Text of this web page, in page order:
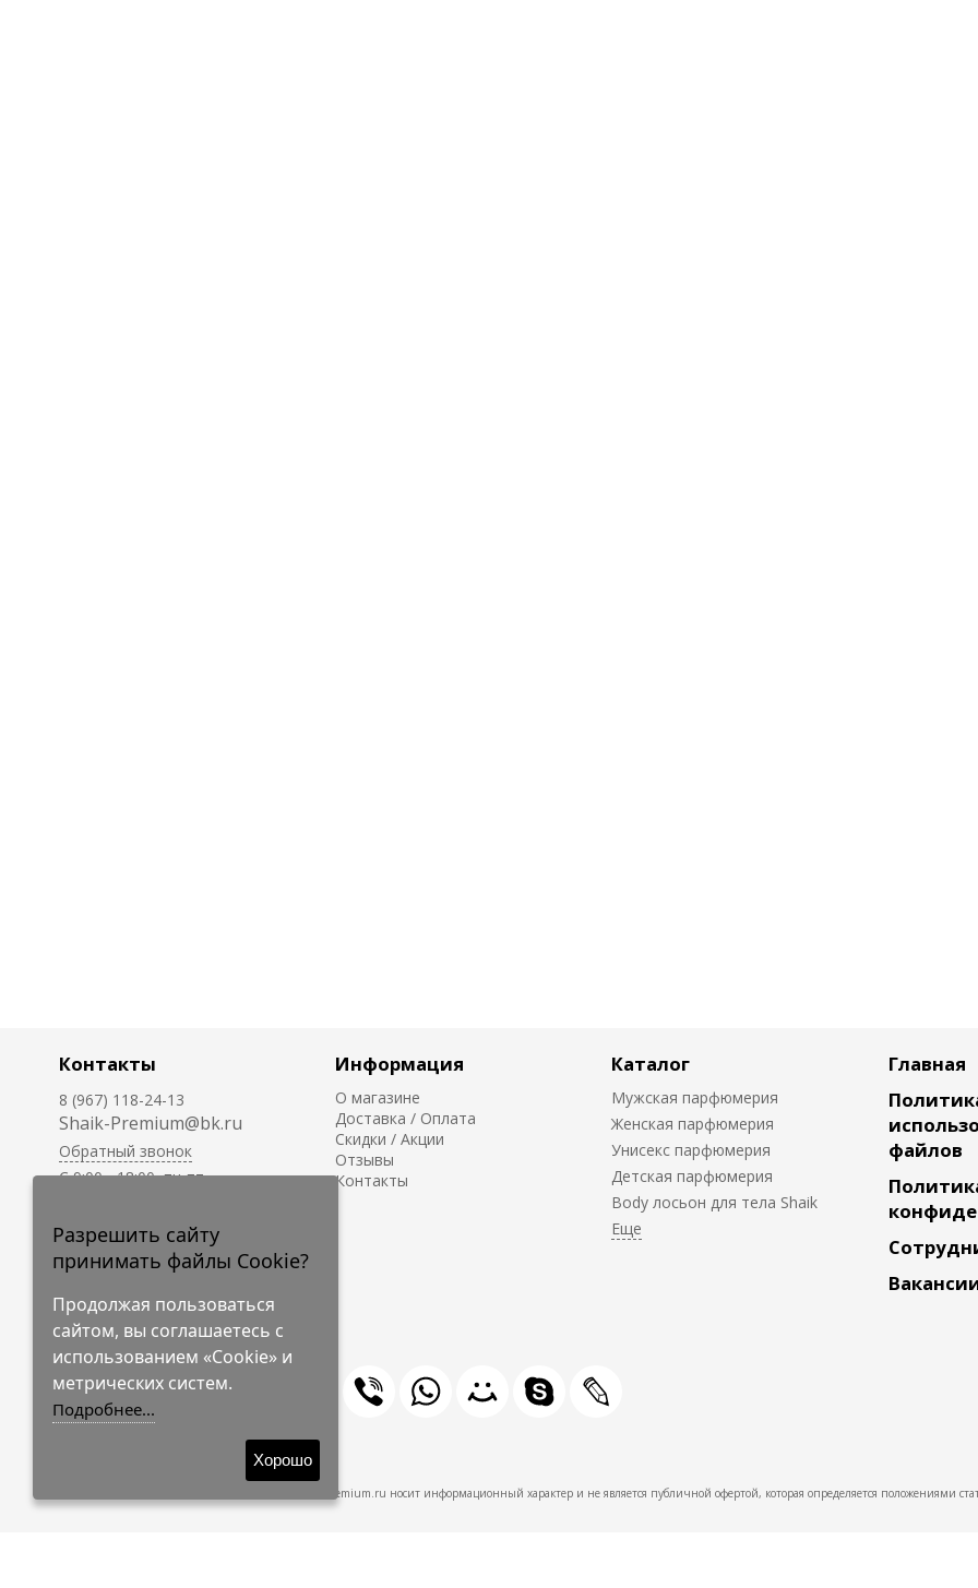
Контакты
8 (967) 118-24-13
Shaik-Premium@bk.ru
Обратный звонок
C 9:00 - 18:00, пн-пт
круглосуточно.
Информация
О магазине
Доставка / Оплата
Скидки / Акции
Отзывы
Контакты
Каталог
Мужская парфюмерия
Женская парфюмерия
Унисекс парфюмерия
Детская парфюмерия
Body лосьон для тела Shaik
Главная
файлов
© 2009-2026 Shaik-Premium
Shaik-Premium.ru носит информационный характер и не является публичной офертой, которая определяется положениями
Разрешить сайту
принимать файлы Cookie?
Продолжая пользоваться
сайтом, вы соглашаетесь с
использованием «Cookie» и
метрических систем.
Подробнее...
Хорошо